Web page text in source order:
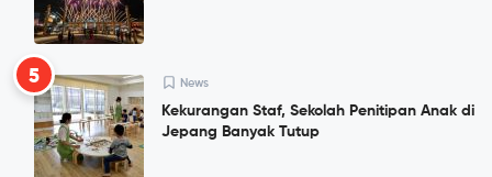
5 News
Kekurangan Staf, Sekolah Penitipan Anak di
Jepang Banyak Tutup